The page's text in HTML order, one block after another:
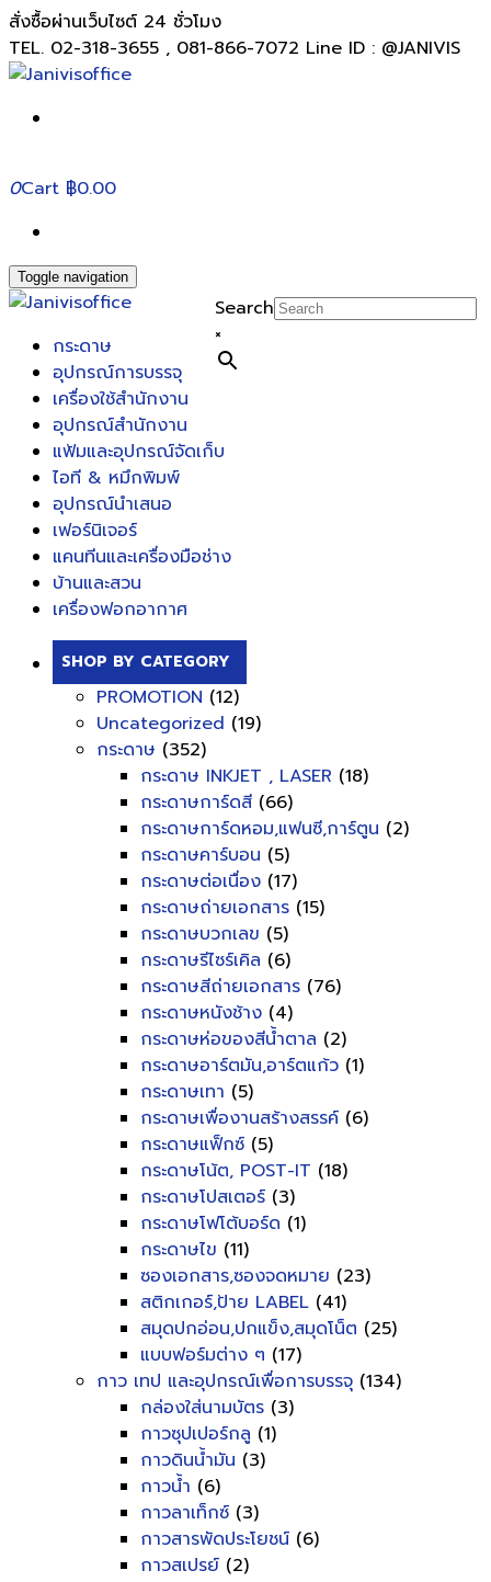
สั่งซื้อผ่านเว็บไซต์ 24 ชั่วโมง
TEL. 02-318-3655 , 081-866-7072 Line ID : @JANIVIS
0Cart ฿0.00
Toggle navigation
Search
×
กระดาษ
อุปกรณ์การบรรจุ
เครื่องใช้สำนักงาน
อุปกรณ์สำนักงาน
แฟ้มและอุปกรณ์จัดเก็บ
ไอที & หมึกพิมพ์
อุปกรณ์นำเสนอ
เฟอร์นิเจอร์
แคนทีนและเครื่องมือช่าง
บ้านและสวน
เครื่องฟอกอากาศ
SHOP BY CATEGORY
PROMOTION (12)
Uncategorized (19)
กระดาษ (352)
กระดาษ INKJET , LASER (18)
กระดาษการ์ดสี (66)
กระดาษการ์ดหอม,แฟนซี,การ์ตูน (2)
กระดาษคาร์บอน (5)
กระดาษต่อเนื่อง (17)
กระดาษถ่ายเอกสาร (15)
กระดาษบวกเลข (5)
กระดาษรีไซร์เคิล (6)
กระดาษสีถ่ายเอกสาร (76)
กระดาษหนังช้าง (4)
กระดาษห่อของสีน้ำตาล (2)
กระดาษอาร์ตมัน,อาร์ตแก้ว (1)
กระดาษเทา (5)
กระดาษเพื่องานสร้างสรรค์ (6)
กระดาษแฟ็กซ์ (5)
กระดาษโน้ต, POST-IT (18)
กระดาษโปสเตอร์ (3)
กระดาษโฟโต้บอร์ด (1)
กระดาษไข (11)
ซองเอกสาร,ซองจดหมาย (23)
สติกเกอร์,ป้าย LABEL (41)
สมุดปกอ่อน,ปกแข็ง,สมุดโน็ต (25)
แบบฟอร์มต่าง ๆ (17)
กาว เทป และอุปกรณ์เพื่อการบรรจุ (134)
กล่องใส่นามบัตร (3)
กาวซุปเปอร์กลู (1)
กาวดินน้ำมัน (3)
กาวน้ำ (6)
กาวลาเท็กซ์ (3)
กาวสารพัดประโยชน์ (6)
กาวสเปรย์ (2)